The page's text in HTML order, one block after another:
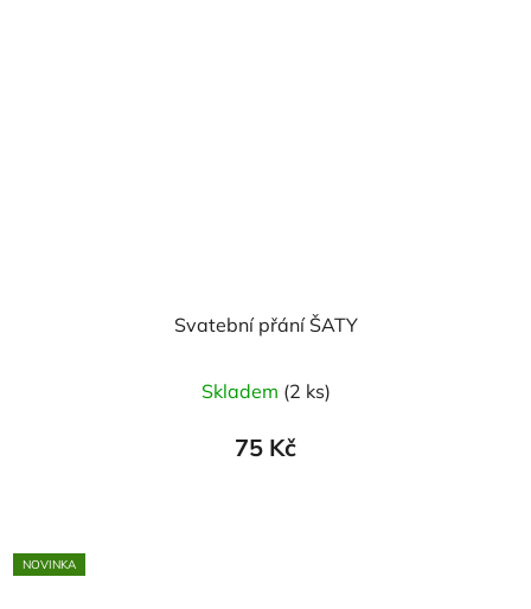
Svatební přání ŠATY
Skladem (2 ks)
75 Kč
NOVINKA